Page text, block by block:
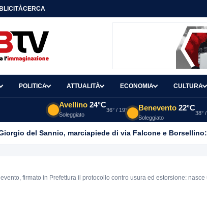
CERCA
POLITICA ATTUALITÀ ECONOMIA CULTURA
Avellino 24°C
Soleggiato
36° / 19° Benevento 22°C
Soleggiato
38°
del Sannio, marciapiede di via Falcone e
firmato in Prefettura il protocollo contro usura ed estorsione: